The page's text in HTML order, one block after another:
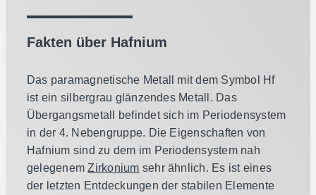
Fakten über Hafnium
Das paramagnetische Metall mit dem Symbol Hf
ist ein silbergrau glänzendes Metall. Das
Übergangsmetall befindet sich im Periodensystem
in der 4. Nebengruppe. Die Eigenschaften von
Hafnium sind zu dem im Periodensystem nah
gelegenemZirkonium sehr ähnlich. Es ist eines
der letzten Entdeckungen der stabilen Elemente